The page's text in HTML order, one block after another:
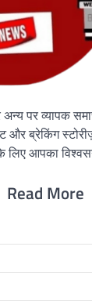
अन्य पर व्यापक
और ब्रेकिंग
लिए आपका
Read More